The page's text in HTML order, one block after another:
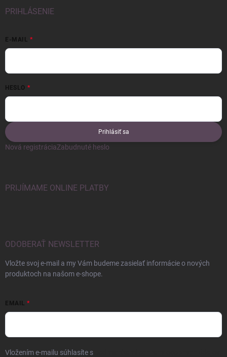
PRIHLÁSENIE
E-MAIL
HESLO
Prihlásiť sa
Nová registráciaZabudnuté heslo
PRIJÍMAME ONLINE PLATBY
ODOBERAŤ NEWSLETTER
Vložte svoj e-mail a my Vám budeme zasielať informácie o nových
produktoch na našom e-shope.
EMAIL
Vložením e-mailu súhlasíte s